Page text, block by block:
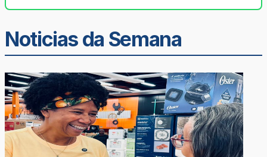
Noticias da Semana